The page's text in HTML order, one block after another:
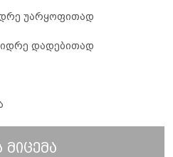
უარყოფითად
დადებითად
მიცემა